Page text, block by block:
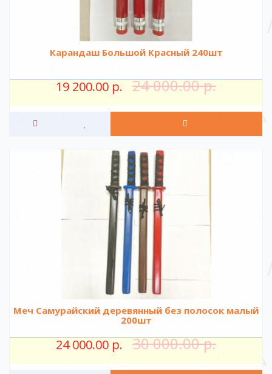
Карандаш Большой Красный 240шт
19 200.00 р. 24 000.00 р.
Меч Самурайский деревянный без полосок малый
200шт
24 000.00 р. 30 000.00 р.